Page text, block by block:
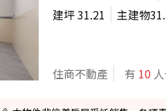
建坪31.21 主建物
住商不動產 有 10